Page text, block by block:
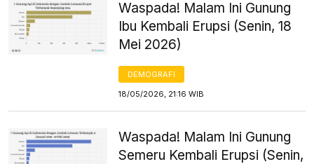
Waspada! Malam Ini Gunung
Ibu Kembali Erupsi (Senin, 18
Mei 2026)
DEMOGRAFI
18/05/2026, 21:16 WIB
Waspada! Malam Ini Gunung
Semeru Kembali Erupsi (Senin,